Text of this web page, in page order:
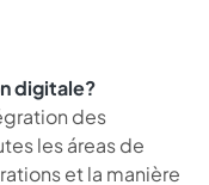
digitale?
des
les áreas de
et la manière